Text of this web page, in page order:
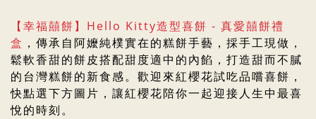
【幸福囍餅】 Hello Kitty造型喜餅 - 真愛囍餅禮
盒 ，傳承自阿嬤純樸實在的糕餅手藝，採手工現做，
鬆軟香甜的餅皮搭配甜度適中的內餡，打造甜而不膩
的台灣糕餅的新食感。歡迎來紅櫻花試吃品嚐喜餅，
快點選下方圖片， 讓紅櫻花陪你一起迎接人生中最喜
悅的時刻。